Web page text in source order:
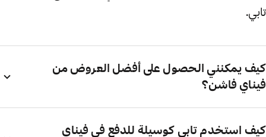
تابي.
كيف يمكنني الحصول على أفضل العروض من
فيناي فاشن؟
كيف استخدم تابي كوسيلة للدفع في فيناي